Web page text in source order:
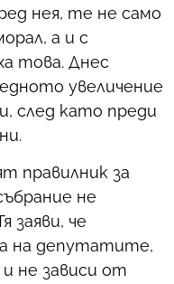
нея, те не само
а и с
това. Днес
увеличение
след като преди
правилник за
не
заяви, че
на депутатите,
не зависи от